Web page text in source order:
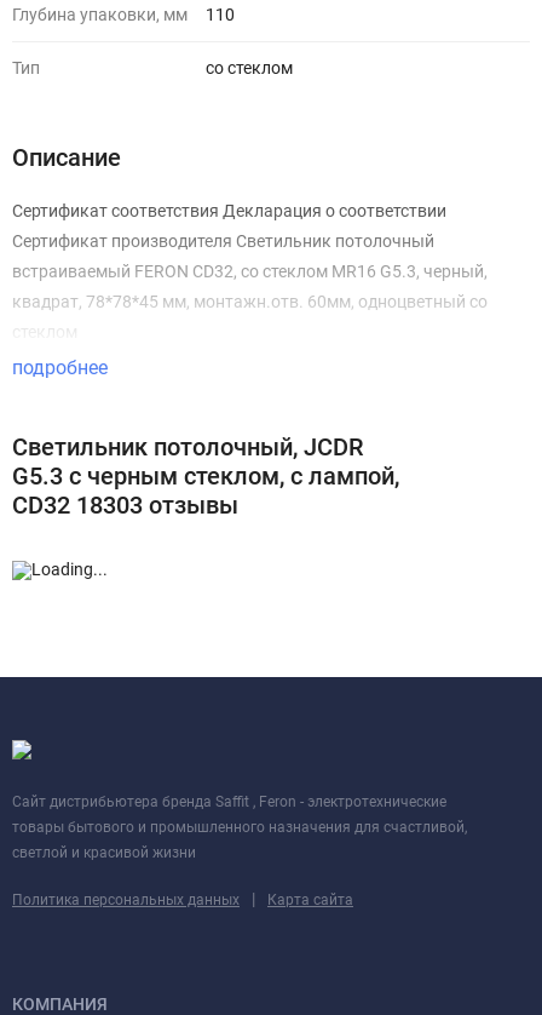
Глубина упаковки, мм 110
Тип со стеклом
Описание
Сертификат соответствия Декларация о соответствии
Сертификат производителя Светильник потолочный
встраиваемый FERON CD32, со стеклом MR16 G5.3, черный,
квадрат, 78*78*45 мм, монтажн.отв. 60мм, одноцветный со
стеклом
подробнее
Светильник потолочный, JCDR
G5.3 с черным стеклом, с лампой,
CD32 18303 отзывы
Cайт дистрибьютера бренда Saffit , Feron - электротехнические
товары бытового и промышленного назначения для счастливой,
светлой и красивой жизни
Политика персональных данных | Карта сайта
КОМПАНИЯ